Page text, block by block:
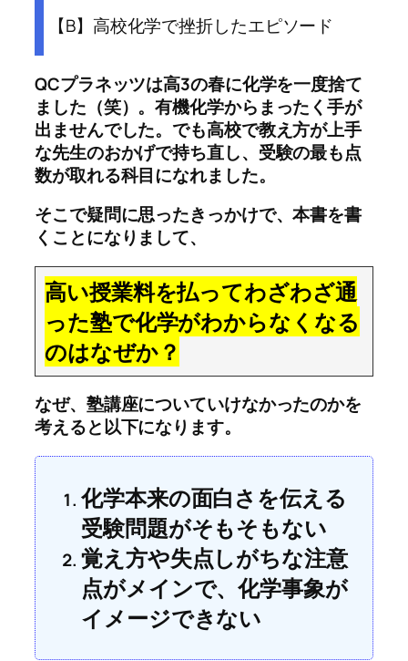
【B】高校化学で挫折したエピソード
QCプラネッツは高3の春に化学を一度捨て
ました（笑）。有機化学からまったく手が
出ませんでした。でも高校で教え方が上手
な先生のおかげで持ち直し、受験の最も点
数が取れる科目になれました。
そこで疑問に思ったきっかけで、本書を書
くことになりまして、
高い授業料を払ってわざわざ通
った塾で化学がわからなくなる
のはなぜか？
なぜ、塾講座についていけなかったのかを
考えると以下になります。
化学本来の面白さを伝える
受験問題がそもそもない
覚え方や失点しがちな注意
点がメインで、化学事象が
イメージできない